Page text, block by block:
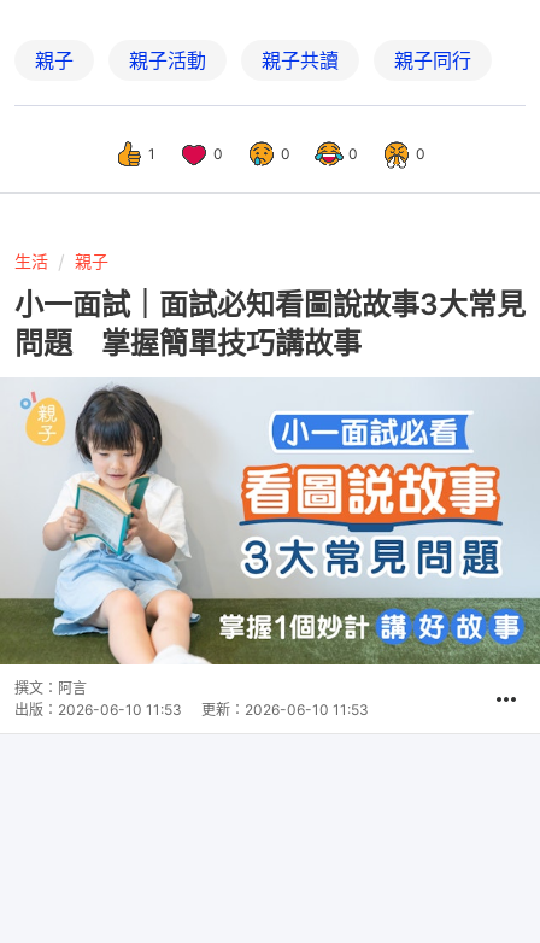
親子 親子活動 親子共讀 親子同行
1 0 0 0 0
生活 親子
小一面試｜面試必知看圖說故事3大常見
問題 掌握簡單技巧講故事
撰文： 阿言
出版： 2026-06-10 11:53 更新： 2026-06-10 11:53